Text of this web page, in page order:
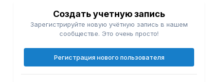
Создать учетную запись
Зарегистрируйте новую учётную запись в нашем
сообществе. Это очень просто!
Регистрация нового пользователя